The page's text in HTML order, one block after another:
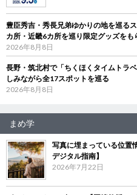
豊臣秀吉・秀長兄弟ゆかりの地を巡る
カ所・近畿6カ所を巡り限定グッズをも
2026年8月8日
長野・筑北村で「ちくほくタイムトラ
しみながら全17スポットを巡る
2026年8月8日
まめ学
写真に埋まっている位
デジタル指南】
2026年7月22日